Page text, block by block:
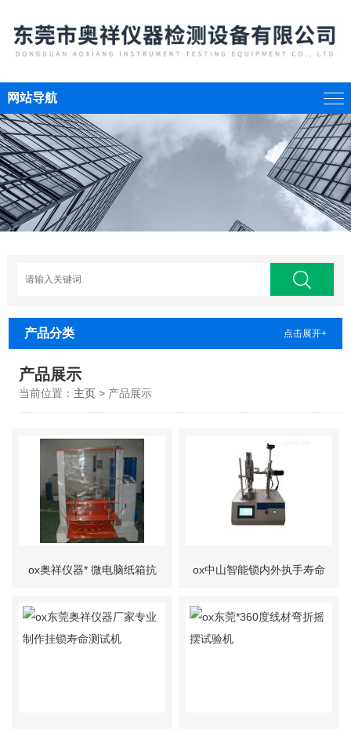
网站导航
产品分类 点击展开+
产品展示
当前位置： 主页> 产品展示
ox奥祥仪器* 微电脑纸箱抗 ox中山智能锁内外执手寿命